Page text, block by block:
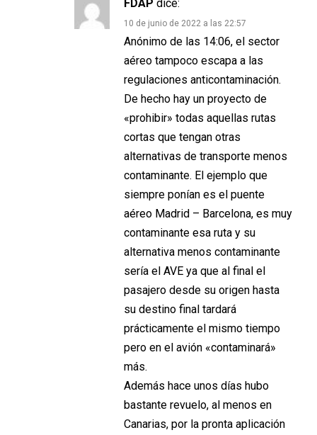
FDAP dice:
10 de junio de 2022 a las 22:57
Anónimo de las 14:06, el sector
aéreo tampoco escapa a las
regulaciones anticontaminación.
De hecho hay un proyecto de
«prohibir» todas aquellas rutas
cortas que tengan otras
alternativas de transporte menos
contaminante. El ejemplo que
siempre ponían es el puente
aéreo Madrid – Barcelona, es muy
contaminante esa ruta y su
alternativa menos contaminante
sería el AVE ya que al final el
pasajero desde su origen hasta
su destino final tardará
prácticamente el mismo tiempo
pero en el avión «contaminará»
más.
Además hace unos días hubo
bastante revuelo, al menos en
Canarias, por la pronta aplicación